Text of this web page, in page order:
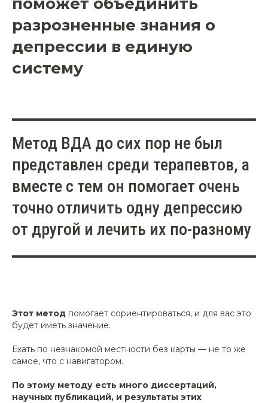
разрозненные знания о
депрессии в единую
систему
Метод ВДА до сих пор не был
представлен среди терапевтов, а
вместе с тем он помогает очень
точно отличить одну депрессию
от другой и лечить их по-разному
Этот метод помогает сориентироваться, и для вас это
будет иметь значение.
Ехать по незнакомой местности без карты — не то же
самое, что с навигатором.
По этому методу есть много диссертаций,
научных публикаций, и результаты этих